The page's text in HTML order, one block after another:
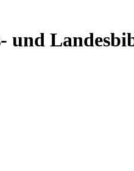
und